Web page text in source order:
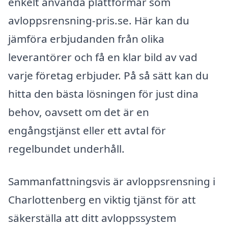
avloppsrensning-pris.se. Här kan du
jämföra erbjudanden från olika
leverantörer och få en klar bild av vad
varje företag erbjuder. På så sätt kan du
hitta den bästa lösningen för just dina
behov, oavsett om det är en
engångstjänst eller ett avtal för
regelbundet underhåll.
Sammanfattningsvis är avloppsrensning i
Charlottenberg en viktig tjänst för att
säkerställa att ditt avloppssystem